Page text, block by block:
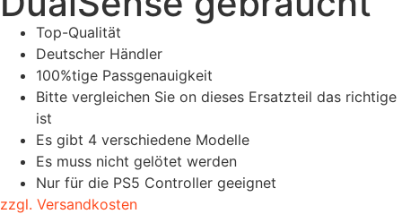
Top-Qualität
Deutscher Händler
100%tige Passgenauigkeit
Bitte vergleichen Sie on dieses Ersatzteil das richtige
ist
Es gibt 4 verschiedene Modelle
Es muss nicht gelötet werden
Nur für die PS5 Controller geeignet
zzgl. Versandkosten